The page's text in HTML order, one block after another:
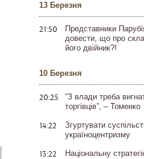
13 Березня
21:50
Представники
довести, що про
його двійник?!
10 Березня
20:25
“З влади треба
торгівців”, – Томенко
14:22
Згуртувати
україноцентризму
13:22
Національну